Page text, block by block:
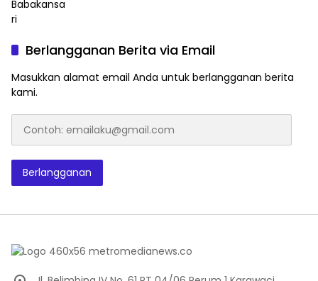
Berlangganan Berita via Email
Masukkan alamat email Anda untuk berlangganan berita
kami.
emailaku@gmail.com
Berlangganan